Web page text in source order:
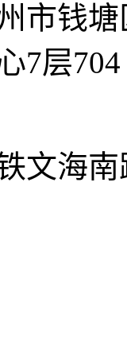
市钱
7层704
文海